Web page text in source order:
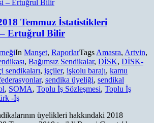
Temmuz İstatistikleri
– Ertuğrul Bilir
In Manşet, RaporlarTags Amasra, Artvin,
, Bağımsız Sendikalar, DİSK, DİSK-
sendikaları, işçiler, işkolu barajı, kamu
, sendika üyeliği, sendikal
, SOMA, Toplu İş Sözleşmesi, Toplu İş
-İş
üyelikleri hakkındaki 2018